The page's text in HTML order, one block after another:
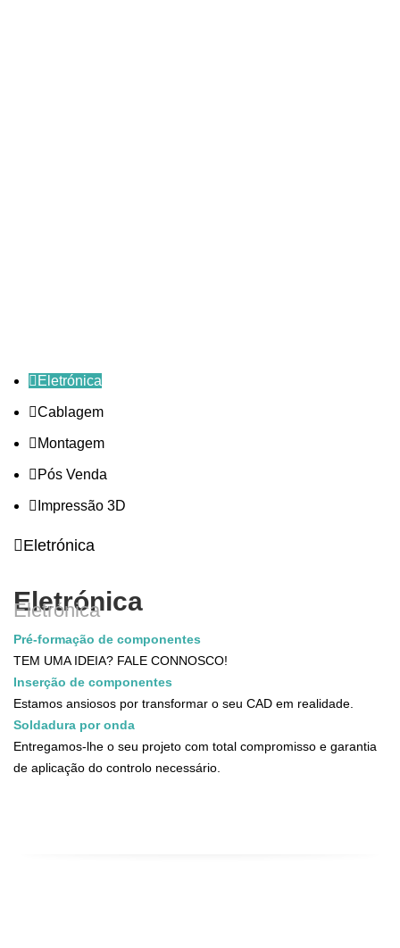
Eletrónica
Cablagem
Montagem
Pós Venda
Impressão 3D
Eletrónica
Eletrónica
Eletrónica
Pré-formação de componentes
TEM UMA IDEIA? FALE CONNOSCO!
Inserção de componentes
Estamos ansiosos por transformar o seu CAD em realidade.
Soldadura por onda
Entregamos-lhe o seu projeto com total compromisso e garantia
de aplicação do controlo necessário.